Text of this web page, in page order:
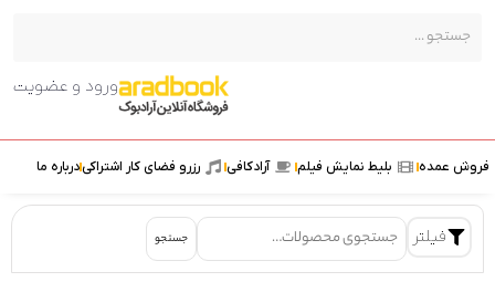
ورود و عضویت
عمده بلیط نمایش فیلم آرادکافی رزرو فضای کار اشتراکیدرباره ما
فیلتر جستجو